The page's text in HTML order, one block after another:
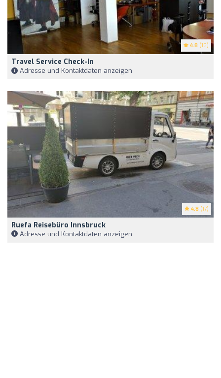
4.8 (16)
Travel Service Check-In
Adresse und Kontaktdaten anzeigen
4.8 (17)
Ruefa Reisebüro Innsbruck
Adresse und Kontaktdaten anzeigen